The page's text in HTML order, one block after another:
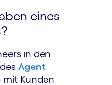
eines
in den
Agent
mit Kunden